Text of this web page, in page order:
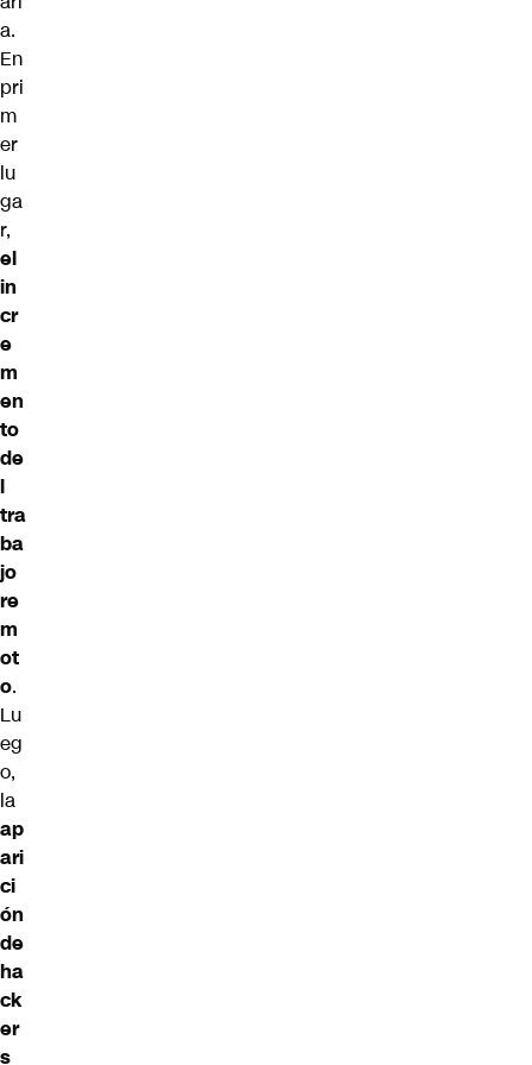
a.
En
pri
m
er
lu
ga
r,
el
in
cr
e
m
en
to
de
l
tra
ba
jo
re
m
ot
o.
Lu
eg
o,
la
ap
ari
ci
ón
de
ha
ck
er
s